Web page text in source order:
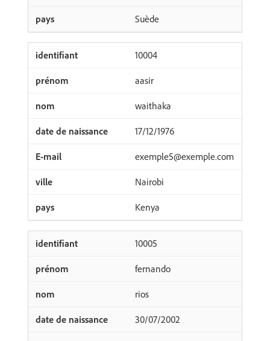
Suède
10004
aasir
waithaka
17/12/1976
exemple5@exemple.com
Nairobi
Kenya
10005
fernando
rios
30/07/2002